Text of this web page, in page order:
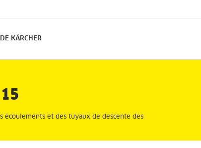
KÄRCHER
15
écoulements et des tuyaux de descente des